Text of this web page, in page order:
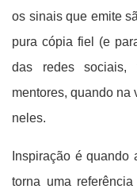
os sinais que emite
pura cópia fiel (e
das redes sociais,
mentores, quando na
neles.
Inspiração é
torna uma